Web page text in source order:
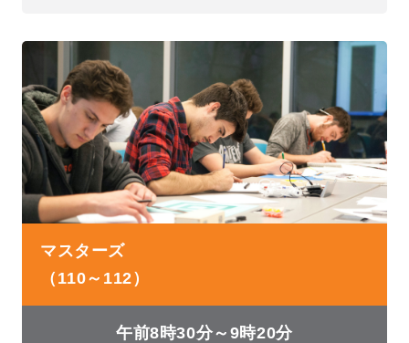
マスターズ
（110～112）
午前8時30分～9時20分